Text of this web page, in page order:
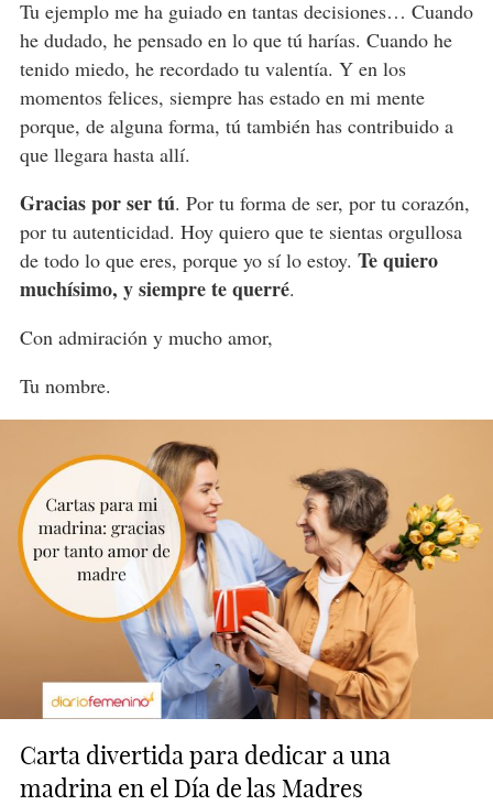
Tu ejemplo me ha guiado en tantas decisiones… Cuando
he dudado, he pensado en lo que tú harías. Cuando he
tenido miedo, he recordado tu valentía. Y en los
momentos felices, siempre has estado en mi mente
porque, de alguna forma, tú también has contribuido a
que llegara hasta allí.
Gracias por ser tú. Por tu forma de ser, por tu corazón,
por tu autenticidad. Hoy quiero que te sientas orgullosa
de todo lo que eres, porque yo sí lo estoy. Te quiero
muchísimo, y siempre te querré.
Con admiración y mucho amor,
Tu nombre.
Carta divertida para dedicar a una
madrina en el Día de las Madres